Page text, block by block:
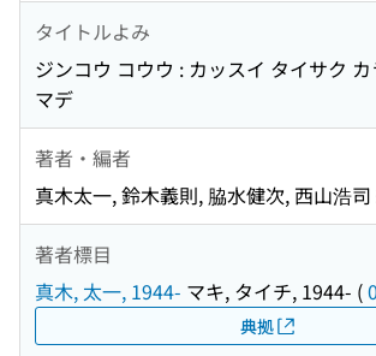
タイトルよみ
ジンコウ コウウ : カッスイ タイサク
マデ
著者・編者
真木太一, 鈴木義則, 脇水健次, 西山浩司
著者標目
真木, 太一, 1944- マキ, タイチ, 1944- (
典拠